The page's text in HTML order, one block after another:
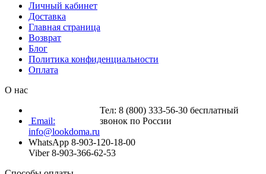
Личный кабинет
Доставка
Главная страница
Возврат
Блог
Политика конфиденциальности
Оплата
О нас
Тел: 8 (800) 333-56-30 бесплатный
звонок по России
Email:
info@lookdoma.ru
WhatsApp 8-903-120-18-00
Viber 8-903-366-62-53